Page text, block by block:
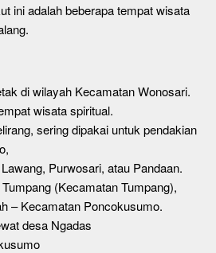
ini adalah beberapa tempat wisata
di wilayah Kecamatan Wonosari.
wisata spiritual.
sering dipakai untuk pendakian
Purwosari, atau Pandaan.
(Kecamatan Tumpang),
– Kecamatan Poncokusumo.
desa Ngadas